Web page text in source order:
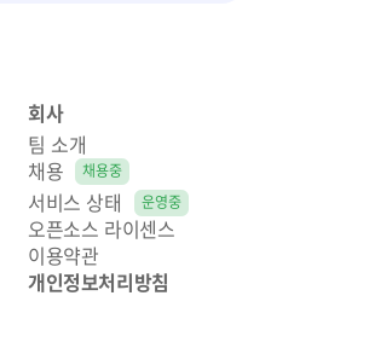
회사
팀 소개
채용
채용중
서비스 상태 운영중
오픈소스 라이센스
이용약관
개인정보처리방침